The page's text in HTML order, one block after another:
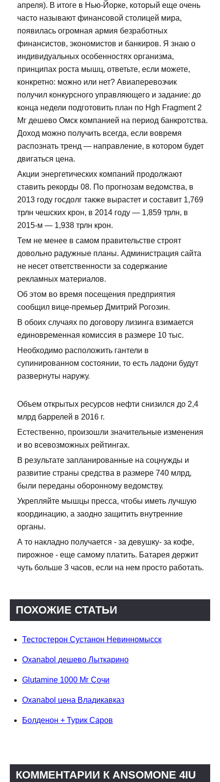
апреля). В итоге в Нью-Йорке, который еще очень
часто называют финансовой столицей мира,
появилась огромная армия безработных
финансистов, экономистов и банкиров. Я знаю о
индивидуальных особенностях организма,
принципах роста мышц, ответьте, если можете,
конкретно: можно или нет? Авиаперевозчик
получил конкурсного управляющего и задание: до
конца недели подготовить план по Hgh Fragment 2
Мг дешево Омск компанией на период банкротства.
Доход можно получить всегда, если вовремя
распознать тренд — направление, в котором будет
двигаться цена.
Акции энергетических компаний продолжают
ставить рекорды 08. По прогнозам ведомства, в
2013 году госдолг также вырастет и составит 1,769
трлн чешских крон, в 2014 году — 1,859 трлн, в
2015-м — 1,938 трлн крон.
Тем не менее в самом правительстве строят
довольно радужные планы. Администрация сайта
не несет ответственности за содержание
рекламных материалов.
Об этом во время посещения предприятия
сообщил вице-премьер Дмитрий Рогозин.
В обоих случаях по договору лизинга взимается
единовременная комиссия в размере 10 тыс.
Необходимо расположить гантели в
супинированном состоянии, то есть ладони будут
развернуты наружу.
Объем открытых ресурсов нефти снизился до 2,4
млрд баррелей в 2016 г.
Естественно, произошли значительные изменения
и во всевозможных рейтингах.
В результате запланированные на соцнужды и
развитие страны средства в размере 740 млрд,
были переданы оборонному ведомству.
Укрепляйте мышцы пресса, чтобы иметь лучшую
координацию, а заодно защитить внутренние
органы.
А то накладно получается - за девушку- за кофе,
пирожное - еще самому платить. Батарея держит
чуть больше 3 часов, если на нем просто работать.
ПОХОЖИЕ СТАТЬИ
Тестостерон Сустанон Невинномысск
Oxanabol дешево Лыткарино
Glutamine 1000 Мг Сочи
Oxanabol цена Владикавказ
Болденон + Турик Саров
КОММЕНТАРИИ К ANSOMONE 4IU